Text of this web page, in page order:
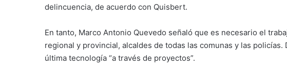
delincuencia, de acuerdo con Quisbert.
En tanto, Marco Antonio Quevedo señaló que es necesario el
regional y provincial, alcaldes de todas las comunas y las
última tecnología “a través de proyectos”.